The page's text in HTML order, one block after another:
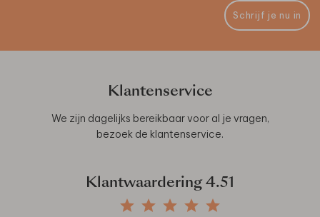
Schrijf je nu in
Klantenservice
We zijn dagelijks bereikbaar voor al je vragen,
bezoek de klantenservice.
Klantwaardering 4.51